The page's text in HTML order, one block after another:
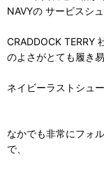
NAVYの サービスシュ
CRADDOCK TERRY
のよさがとても履き
ネイビーラストシュー
なかでも非常にフォ
で、